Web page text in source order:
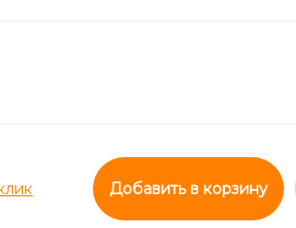
Добавить в корзину